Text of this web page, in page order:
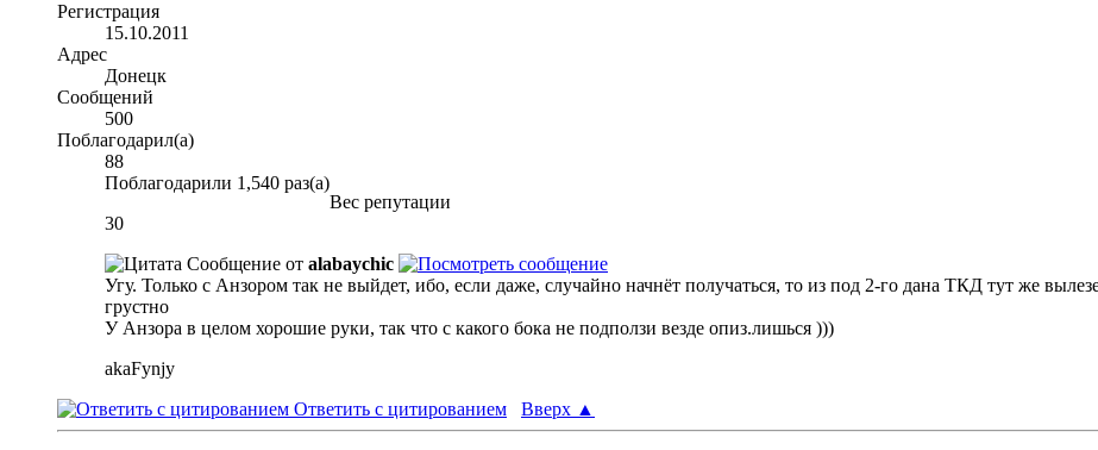
Регистрация
15.10.2011
Адрес
Донецк
Сообщений
500
Поблагодарил(а)
88
Поблагодарили 1,540 раз(а)
Вес репутации
30
Сообщение от alabaychic
Угу. Только с Анзором так не выйдет, ибо, если даже, случайно начнёт получаться, то из под 2-го дана ТКД тут же
грустно
У Анзора в целом хорошие руки, так что с какого бока не подползи везде опиз.лишься )))
akaFynjy
Ответить с цитированием
Вверх ▲